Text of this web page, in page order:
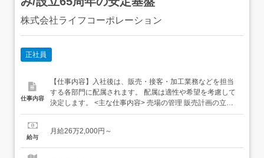
株式会社ライフコーポレーション
正社員
仕事内容
【仕事内容】入社後は、販売・接客・加工業務などを担当
する各部門に配属されます。 配属は適性や希望を考慮して
決定します。 <主な仕事内容> 売場の管理 販売計画の立案
発注業務 スタッフの育成 お客様対応 レジ業務(部門による)
生活関連(日用品・生活用品・医薬品など) 衣料品関連(洋
給与
月給26万2,000円～